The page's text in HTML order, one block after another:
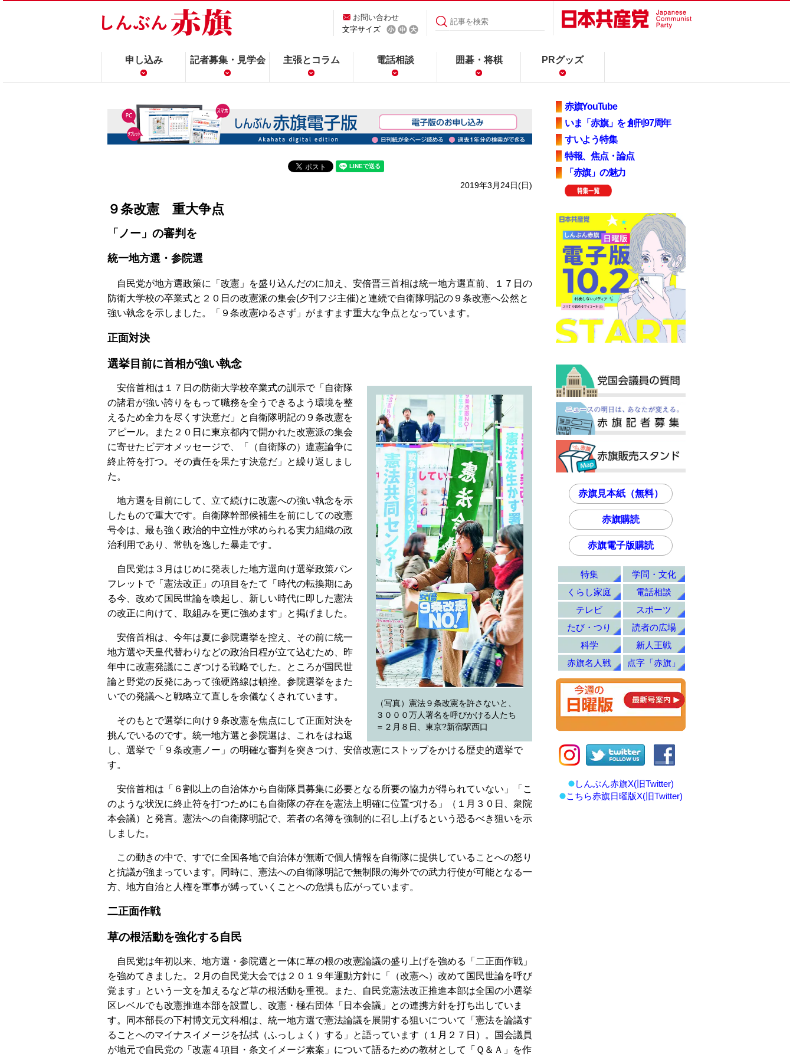
お問い合わせ
文字サイズ
申し込み 記者募集・見学会 主張とコラム 電話相談 囲碁・将棋 PRグッズ
2019年3月24日(日)
９条改憲 重大争点
「ノー」の審判を
統一地方選・参院選
自民党が地方選政策に「改憲」を盛り込んだのに加え、安倍晋三首相は統一地方選直前、１７日の
防衛大学校の卒業式と２０日の改憲派の集会(夕刊フジ主催)と連続で自衛隊明記の９条改憲へ公然と
強い執念を示しました。「９条改憲ゆるさず」がますます重大な争点となっています。
正面対決
選挙目前に首相が強い執念
（写真）憲法９条改憲を許さないと、
３０００万人署名を呼びかける人たち
＝２月８日、東京?新宿駅西口
安倍首相は１７日の防衛大学校卒業式の訓示で「自衛隊
の諸君が強い誇りをもって職務を全うできるよう環境を整
えるため全力を尽くす決意だ」と自衛隊明記の９条改憲を
アピール。また２０日に東京都内で開かれた改憲派の集会
に寄せたビデオメッセージで、「（自衛隊の）違憲論争に
終止符を打つ。その責任を果たす決意だ」と繰り返しまし
た。
地方選を目前にして、立て続けに改憲への強い執念を示
したもので重大です。自衛隊幹部候補生を前にしての改憲
号令は、最も強く政治的中立性が求められる実力組織の政
治利用であり、常軌を逸した暴走です。
自民党は３月はじめに発表した地方選向け選挙政策パン
フレットで「憲法改正」の項目をたて「時代の転換期にあ
る今、改めて国民世論を喚起し、新しい時代に即した憲法
の改正に向けて、取組みを更に強めます」と掲げました。
安倍首相は、今年は夏に参院選挙を控え、その前に統一
地方選や天皇代替わりなどの政治日程が立て込むため、昨
年中に改憲発議にこぎつける戦略でした。ところが国民世
論と野党の反発にあって強硬路線は頓挫。参院選挙をまた
いでの発議へと戦略立て直しを余儀なくされています。
そのもとで選挙に向け９条改憲を焦点にして正面対決を
挑んでいるのです。統一地方選と参院選は、これをはね返
し、選挙で「９条改憲ノー」の明確な審判を突きつけ、安倍改憲にストップをかける歴史的選挙で
す。
安倍首相は「６割以上の自治体から自衛隊員募集に必要となる所要の協力が得られていない」「こ
のような状況に終止符を打つためにも自衛隊の存在を憲法上明確に位置づける」（１月３０日、衆院
本会議）と発言。憲法への自衛隊明記で、若者の名簿を強制的に召し上げるという恐るべき狙いを示
しました。
この動きの中で、すでに全国各地で自治体が無断で個人情報を自衛隊に提供していることへの怒り
と抗議が強まっています。同時に、憲法への自衛隊明記で無制限の海外での武力行使が可能となる一
方、地方自治と人権を軍事が縛っていくことへの危惧も広がっています。
二正面作戦
草の根活動を強化する自民
自民党は年初以来、地方選・参院選と一体に草の根の改憲論議の盛り上げを強める「二正面作戦」
を強めてきました。２月の自民党大会では２０１９年運動方針に「（改憲へ）改めて国民世論を呼び
覚ます」という一文を加えるなど草の根活動を重視。また、自民党憲法改正推進本部は全国の小選挙
区レベルでも改憲推進本部を設置し、改憲・極右団体「日本会議」との連携方針を打ち出していま
す。同本部長の下村博文元文科相は、統一地方選で憲法論議を展開する狙いについて「憲法を論議す
ることへのマイナスイメージを払拭（ふっしょく）する」と語っています（１月２７日）。国会議員
が地元で自民党の「改憲４項目・条文イメージ素案」について語るための教材として「Ｑ＆Ａ」を作
赤旗YouTube
いま「赤旗」を 創刊97周年
すいよう特集
特報、焦点・論点
「赤旗」の魅力
赤旗見本紙（無料）
赤旗購読
赤旗電子版購読
特集
学問・文化
くらし家庭
電話相談
テレビ
スポーツ
たび・つり
読者の広場
科学
新人王戦
赤旗名人戦
点字「赤旗」
しんぶん赤旗X(旧Twitter)
こちら赤旗日曜版X(旧Twitter)